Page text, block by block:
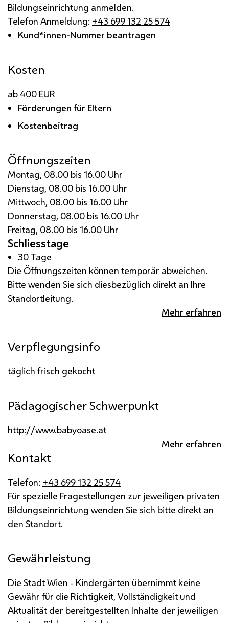
Bildungseinrichtung anmelden.
Telefon Anmeldung: +43 699 132 25 574
Kund*innen-Nummer beantragen
Kosten
ab 400 EUR
Förderungen für Eltern
Kostenbeitrag
Öffnungszeiten
Montag, 08.00 bis 16.00 Uhr
Dienstag, 08.00 bis 16.00 Uhr
Mittwoch, 08.00 bis 16.00 Uhr
Donnerstag, 08.00 bis 16.00 Uhr
Freitag, 08.00 bis 16.00 Uhr
Schliesstage
30 Tage
Die Öffnungszeiten können temporär abweichen.
Bitte wenden Sie sich diesbezüglich direkt an Ihre
Standortleitung.
Mehr erfahren
Verpflegungsinfo
täglich frisch gekocht
Pädagogischer Schwerpunkt
http://www.babyoase.at
Mehr erfahren
Kontakt
Telefon: +43 699 132 25 574
Für spezielle Fragestellungen zur jeweiligen privaten
Bildungseinrichtung wenden Sie sich bitte direkt an
den Standort.
Gewährleistung
Die Stadt Wien - Kindergärten übernimmt keine
Gewähr für die Richtigkeit, Vollständigkeit und
Aktualität der bereitgestellten Inhalte der jeweiligen